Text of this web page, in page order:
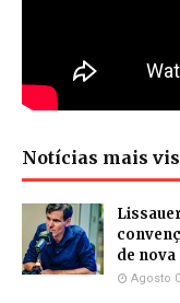
Notícias mais
de
Agosto